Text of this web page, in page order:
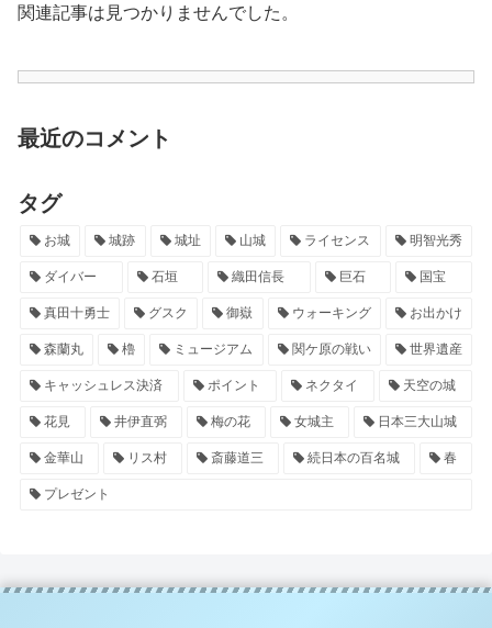
関連記事は見つかりませんでした。
最近のコメント
タグ
お城 城跡 城址 山城 ライセンス 明智光秀
ダイバー 石垣 織田信長 巨石 国宝
真田十勇士 グスク 御嶽 ウォーキング お出かけ
森蘭丸 櫓 ミュージアム 関ケ原の戦い 世界遺産
キャッシュレス決済 ポイント ネクタイ 天空の城
花見 井伊直弼 梅の花 女城主 日本三大山城
金華山 リス村 斎藤道三 続日本の百名城 春
プレゼント